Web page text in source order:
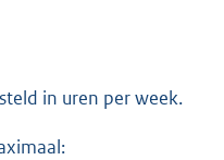
in uren per week.